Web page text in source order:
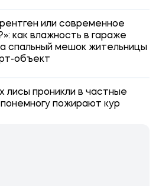
или современное
как влажность в гараже
спальный мешок жительницы
объект
лисы проникли в частные
пожирают кур